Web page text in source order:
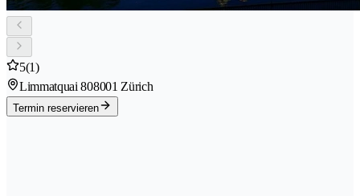
5(1)
Limmatquai 808001 Zürich
Termin reservieren